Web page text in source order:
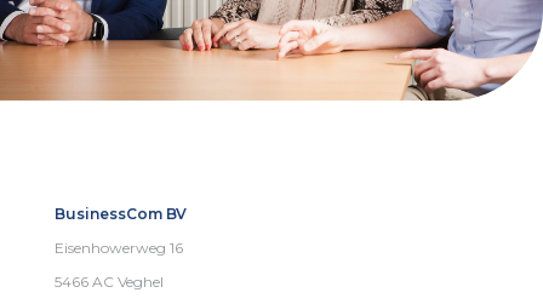
BusinessCom BV
Eisenhowerweg 16
5466 AC Veghel